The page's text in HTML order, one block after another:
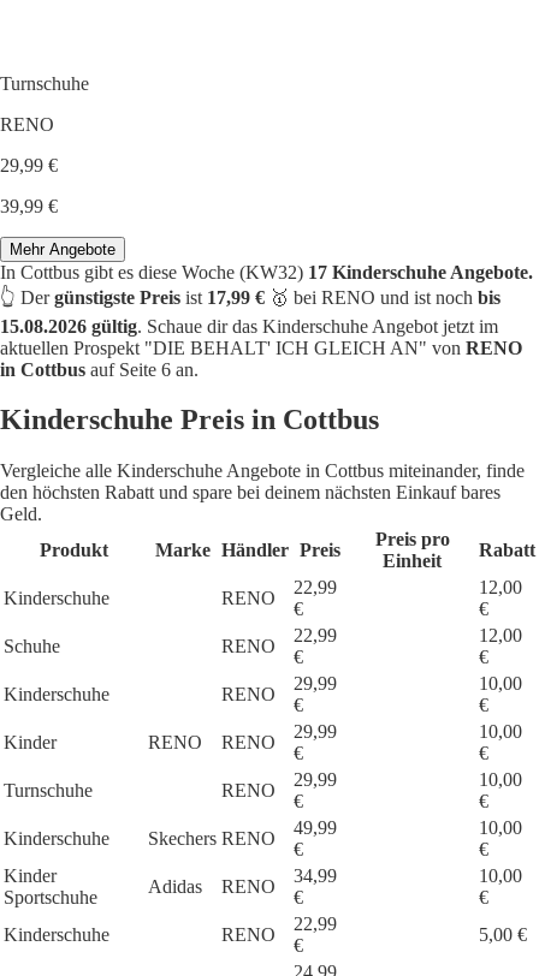
Turnschuhe
RENO
29,99 €
39,99 €
Mehr Angebote
In Cottbus gibt es diese Woche (KW32) 17 Kinderschuhe Angebote.
👆 Dergünstigste Preis ist 17,99 € 🥇 bei RENO und ist noch bis
15.08.2026 gültig. Schaue dir das Kinderschuhe Angebot jetzt im
aktuellen Prospekt "DIE BEHALT' ICH GLEICH AN" von RENO
in Cottbus auf Seite 6 an.
Kinderschuhe Preis in Cottbus
Vergleiche alle Kinderschuhe Angebote in Cottbus miteinander, finde
den höchsten Rabatt und spare bei deinem nächsten Einkauf bares
Geld.
Produkt
Marke Händler Preis
Preis pro
Einheit
Rabatt
Kinderschuhe RENO
22,99
€
12,00
€
Schuhe
RENO
22,99
€
12,00
€
Kinderschuhe
RENO
29,99
€
10,00
€
Kinder
RENO RENO
29,99
€
10,00
€
Turnschuhe
RENO
29,99
€
10,00
€
Kinderschuhe
Skechers RENO
49,99
€
10,00
€
Kinder
Sportschuhe
Adidas RENO
34,99
€
10,00
€
Kinderschuhe
RENO
22,99
€
5,00 €